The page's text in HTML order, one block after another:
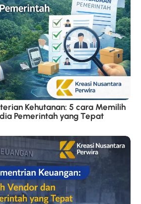
Kehutanan: 5 cara Memilih
Pemerintah yang Tepat